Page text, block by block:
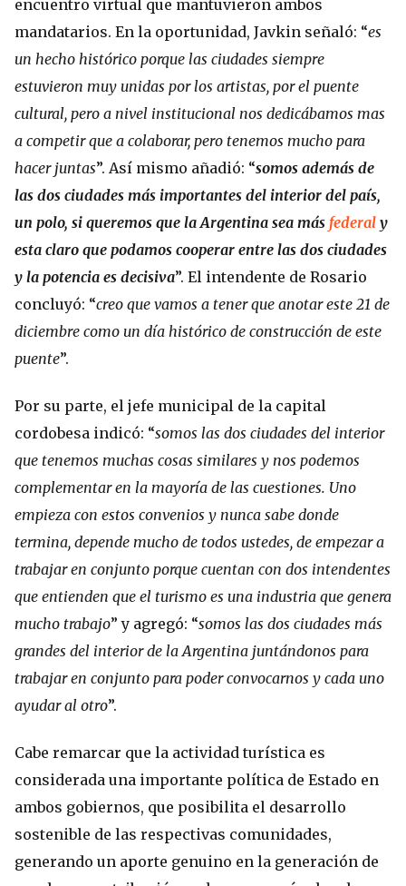
encuentro virtual que mantuvieron ambos
mandatarios. En la oportunidad, Javkin señaló: “es
un hecho histórico porque las ciudades siempre
estuvieron muy unidas por los artistas, por el puente
cultural, pero a nivel institucional nos dedicábamos mas
a competir que a colaborar, pero tenemos mucho para
hacer juntas”. Así mismo añadió: “somos además de
las dos ciudades más importantes del interior del país,
un polo, si queremos que la Argentina sea más federal y
esta claro que podamos cooperar entre las dos ciudades
y la potencia es decisiva”. El intendente de Rosario
concluyó: “creo que vamos a tener que anotar este 21 de
diciembre como un día histórico de construcción de este
puente”.
Por su parte, el jefe municipal de la capital
cordobesa indicó: “somos las dos ciudades del interior
que tenemos muchas cosas similares y nos podemos
complementar en la mayoría de las cuestiones. Uno
empieza con estos convenios y nunca sabe donde
termina, depende mucho de todos ustedes, de empezar a
trabajar en conjunto porque cuentan con dos intendentes
que entienden que el turismo es una industria que genera
mucho trabajo” y agregó: “somos las dos ciudades más
grandes del interior de la Argentina juntándonos para
trabajar en conjunto para poder convocarnos y cada uno
ayudar al otro”.
Cabe remarcar que la actividad turística es
considerada una importante política de Estado en
ambos gobiernos, que posibilita el desarrollo
sostenible de las respectivas comunidades,
generando un aporte genuino en la generación de